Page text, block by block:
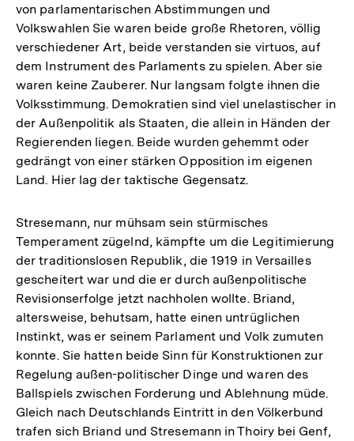
von parlamentarischen Abstimmungen und
Volkswahlen Sie waren beide große Rhetoren, völlig
verschiedener Art, beide verstanden sie virtuos, auf
dem Instrument des Parlaments zu spielen. Aber sie
waren keine Zauberer. Nur langsam folgte ihnen die
Volksstimmung. Demokratien sind viel unelastischer in
der Außenpolitik als Staaten, die allein in Händen der
Regierenden liegen. Beide wurden gehemmt oder
gedrängt von einer stärken Opposition im eigenen
Land. Hier lag der taktische Gegensatz.
Stresemann, nur mühsam sein stürmisches
Temperament zügelnd, kämpfte um die Legitimierung
der traditionslosen Republik, die 1919 in Versailles
gescheitert war und die er durch außenpolitische
Revisionserfolge jetzt nachholen wollte. Briand,
altersweise, behutsam, hatte einen untrüglichen
Instinkt, was er seinem Parlament und Volk zumuten
konnte. Sie hatten beide Sinn für Konstruktionen zur
Regelung außen-politischer Dinge und waren des
Ballspiels zwischen Forderung und Ablehnung müde.
Gleich nach Deutschlands Eintritt in den Völkerbund
trafen sich Briand und Stresemann in Thoiry bei Genf,